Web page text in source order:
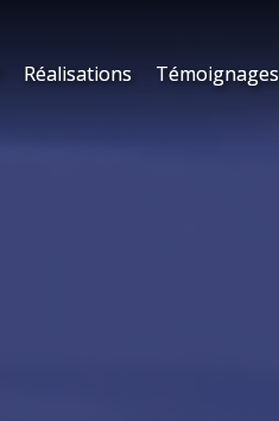
Réalisations Témoignages
Réalisations Témoignages